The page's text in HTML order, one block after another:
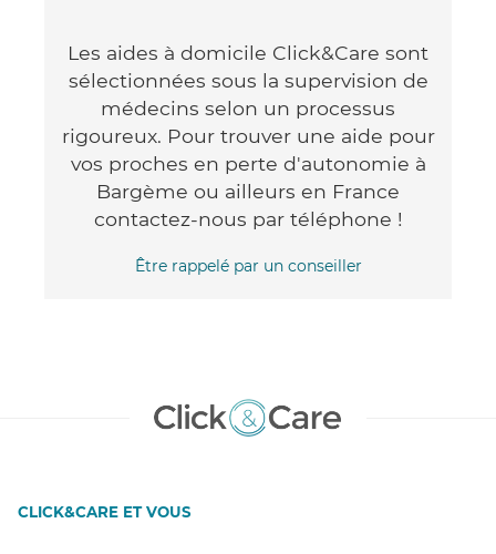
Les aides à domicile Click&Care sont
sélectionnées sous la supervision de
médecins selon un processus
rigoureux. Pour trouver une aide pour
vos proches en perte d'autonomie à
Bargème ou ailleurs en France
contactez-nous par téléphone !
Être rappelé par un conseiller
CLICK&CARE ET VOUS